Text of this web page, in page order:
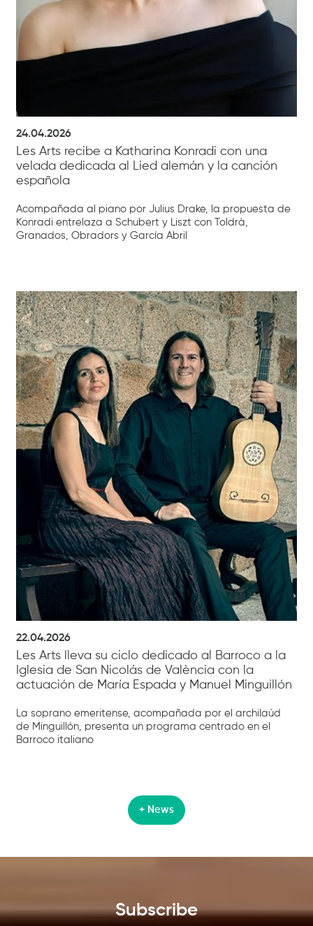
24.04.2026
Les Arts recibe a Katharina Konradi con una
velada dedicada al Lied alemán y la canción
española
Acompañada al piano por Julius Drake, la propuesta de
Konradi entrelaza a Schubert y Liszt con Toldrà,
Granados, Obradors y García Abril
22.04.2026
Les Arts lleva su ciclo dedicado al Barroco a la
Iglesia de San Nicolás de València con la
actuación de María Espada y Manuel Minguillón
La soprano emeritense, acompañada por el archilaúd
de Minguillón, presenta un programa centrado en el
Barroco italiano
+ News
Subscribe